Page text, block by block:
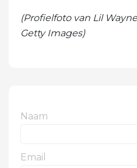
(Profielfoto van Lil
Getty Images)
Naam
Email